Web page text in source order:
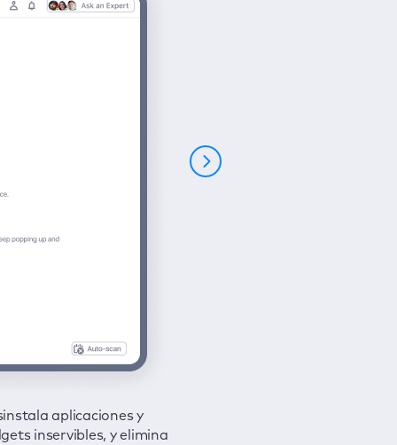
aplicaciones y
inservibles, y elimina
tu conexión y oculta tu
de navegación a
todos los problemas con